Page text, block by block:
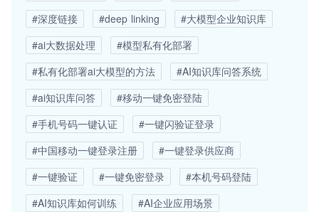
#深度链接
#deep linking
#大模型企业知识库
#ai大数据处理
#模型私有化部署
#私有化部署ai大模型的方法
#AI知识库问答系统
#ai知识库问答
#移动一键免密登陆
#手机号码一键认证
#一键闪验证登录
#中国移动一键登录注册
#一键登录供应商
#一键验证
#一键免密登录
#本机号码登陆
#AI知识库如何训练
#AI企业应用场景